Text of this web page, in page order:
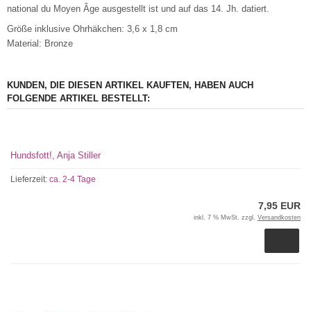
national du Moyen Âge ausgestellt ist und auf das 14. Jh. datiert.
Größe inklusive Ohrhäkchen: 3,6 x 1,8 cm
Material: Bronze
KUNDEN, DIE DIESEN ARTIKEL KAUFTEN, HABEN AUCH
FOLGENDE ARTIKEL BESTELLT:
Hundsfott!, Anja Stiller
Lieferzeit: ca. 2-4 Tage
7,95 EUR
inkl. 7 % MwSt. zzgl. Versandkosten